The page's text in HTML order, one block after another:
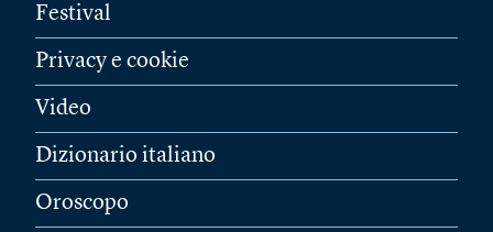
Festival
Privacy e cookie
Video
Dizionario italiano
Oroscopo